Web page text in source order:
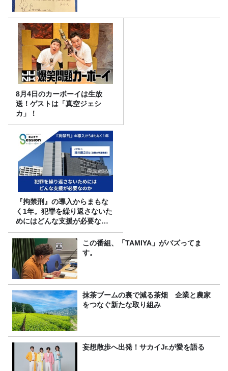
8月4日のカーボーイは生放
送！ゲストは「真空ジェシ
カ」！
『拘禁刑』の導入からまもな
く1年。犯罪を繰り返さないた
めにはどんな支援が必要なの
か
この番組、「TAMIYA」がバズってま
す。
抹茶ブームの裏で減る茶畑 企業と農家
をつなぐ新たな取り組み
妄想散歩へ出発！サカイJr.が愛を語る